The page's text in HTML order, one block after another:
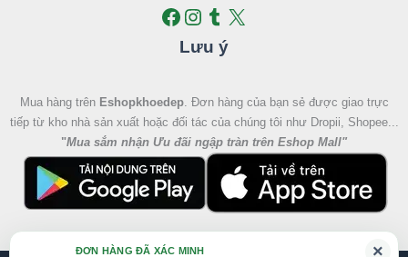
Lưu ý
Mua hàng trên Eshopkhoedep. Đơn hàng của bạn sẻ được giao trực
tiếp từ kho nhà sản xuất hoặc đối tác của chúng tôi như Dropii, Shopee...
"Mua sắm nhận Ưu đãi ngập tràn trên Eshop Mall"
×
ĐƠN HÀNG ĐÃ XÁC MINH